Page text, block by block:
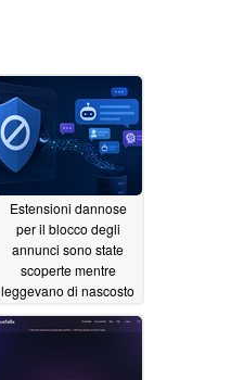
Estensioni dannose
per il blocco degli
annunci sono state
scoperte mentre
leggevano di nascosto
le conversazioni degli
utenti con l’intelligenza